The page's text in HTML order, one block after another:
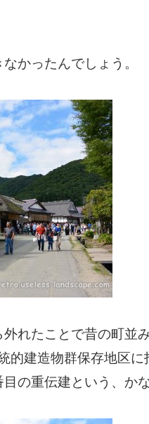
かったんでしょう。
れたことで昔の町並
建造物群保存地区に
の重伝建という、か